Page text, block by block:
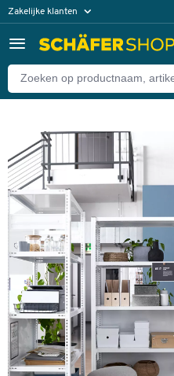
Zakelijke klanten
Particuliere klanten